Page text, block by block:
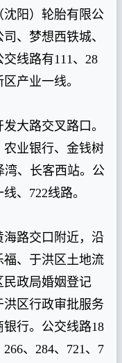
阳）轮胎有限公
、梦想西铁城、
线路有111、28
产业一线。
大路交叉路口。
业银行、金钱树
、长客西站。公
、722线路。
路交口附近，沿
、于洪区土地流
政局婚姻登记
区行政审批服务
行。公交线路18
、284、721、7